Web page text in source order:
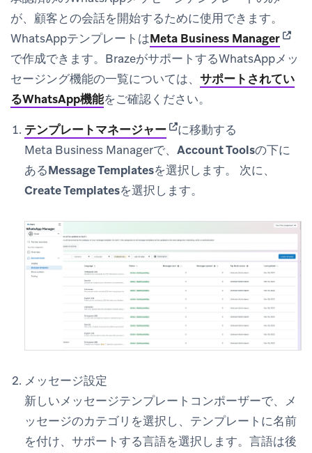
が、顧客との会話を開始するために使用できます。
WhatsAppテンプレートはMeta Business Manager
で作成できます。BrazeがサポートするWhatsAppメッ
セージング機能の一覧については、 サポートされてい
るWhatsApp機能をご確認ください。
テンプレートマネージャー(opens in new tab)
に移動する
Meta Business Managerで、 Account Toolsの下に
あるMessage Templatesを選択します。 次に、
Create Templatesを選択します。
メッセージ設定
新しいメッセージテンプレートコンポーザーで、メ
ッセージのカテゴリを選択し、テンプレートに名前
を付け、サポートする言語を選択します。言語は後